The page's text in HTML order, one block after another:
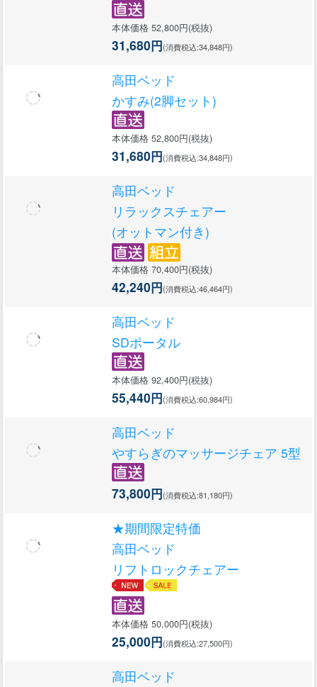
本体価格 52,800円(税抜)
31,680円(消費税込:34,848円)
高田ベッド
かすみ(2脚セット)
本体価格 52,800円(税抜)
31,680円(消費税込:34,848円)
高田ベッド
リラックスチェアー
(オットマン付き)
本体価格 70,400円(税抜)
42,240円(消費税込:46,464円)
高田ベッド
SDポータル
本体価格 92,400円(税抜)
55,440円(消費税込:60,984円)
高田ベッド
やすらぎのマッサージチェア 5型
73,800円(消費税込:81,180円)
★期間限定特価
高田ベッド
リフトロックチェアー
本体価格 50,000円(税抜)
25,000円(消費税込:27,500円)
高田ベッド